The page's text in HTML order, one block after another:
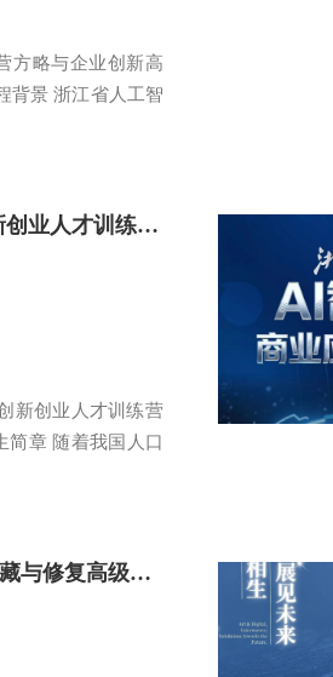
方略与企业创新高
背景 浙江省人工智
浙江大学-银发经济创新创业人才训练营进阶班（第二期）
新创业人才训练营
简章 随着我国人口
浙江大学中国古陶瓷鉴藏与修复高级研修班（第二期）